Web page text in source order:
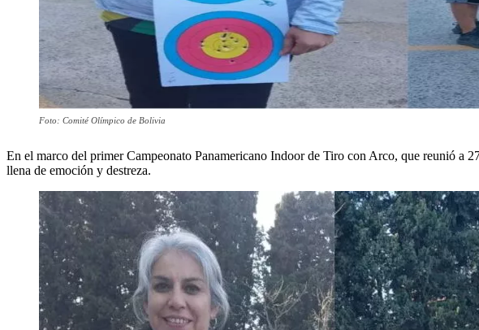
Foto: Comité Olímpico de Bolivia
En el marco del primer Campeonato Panamericano Indoor de Tiro con Arco, que reunió a
llena de emoción y destreza.